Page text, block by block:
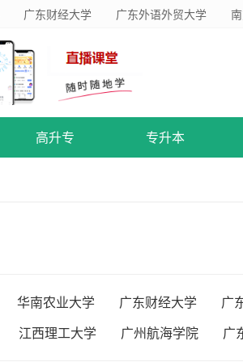
广东财经大学 广东外语外贸大学
高升专 专升本
华南农业大学 广东财经大学
广
江西理工大学 广州航海学院 广